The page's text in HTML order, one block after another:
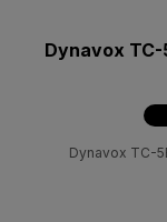
Dynavox TC-
Dynavox TC-